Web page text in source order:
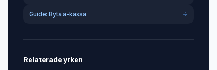
Guide: Byta a-kassa
Relaterade yrken